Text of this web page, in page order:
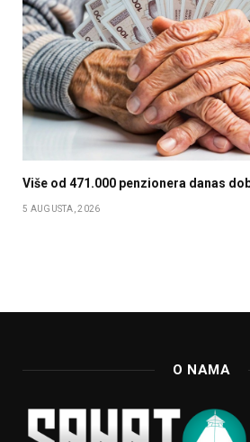
Više od 471.000 penzionera danas
5 AUGUSTA, 2026
O NAMA